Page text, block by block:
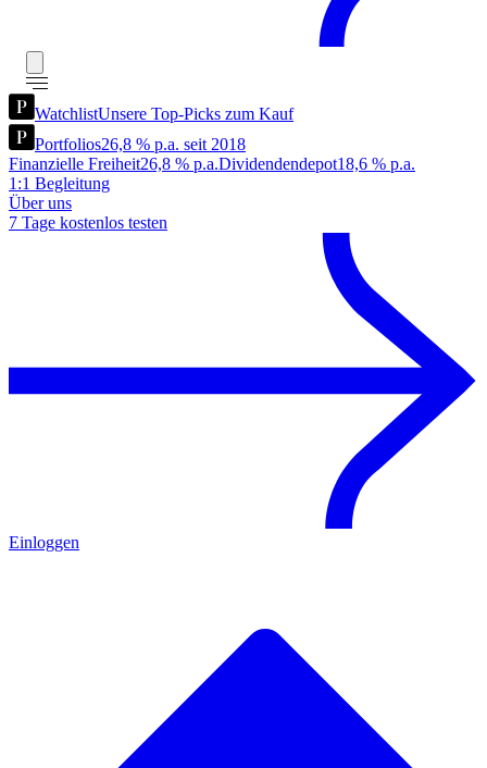
WatchlistUnsere Top-Picks zum Kauf
Portfolios26,8 % p.a. seit 2018
Finanzielle Freiheit26,8 % p.a.Dividendendepot18,6 % p.a.
1:1 Begleitung
Über uns
7 Tage kostenlos testen
Einloggen